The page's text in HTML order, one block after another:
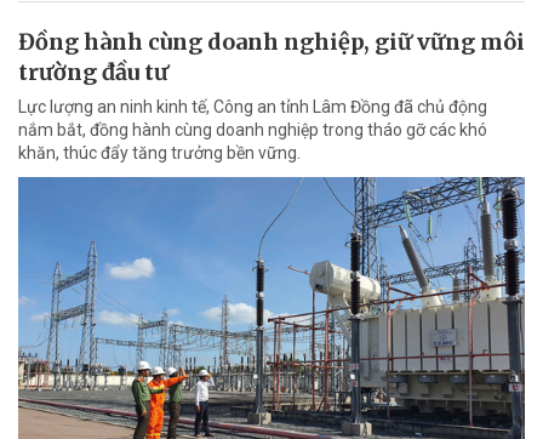
Đồng hành cùng doanh nghiệp, giữ vững môi
trường đầu tư
Lực lượng an ninh kinh tế, Công an tỉnh Lâm Đồng đã chủ động
nắm bắt, đồng hành cùng doanh nghiệp trong tháo gỡ các khó
khăn, thúc đẩy tăng trưởng bền vững.